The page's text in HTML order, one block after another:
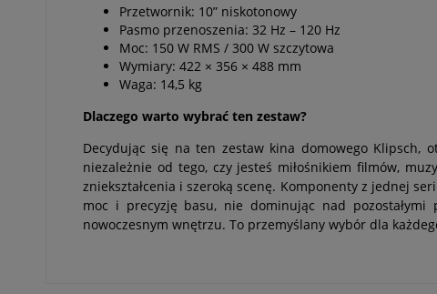
Przetwornik: 10” niskotonowy
Pasmo przenoszenia: 32 Hz – 120 Hz
Moc: 150 W RMS / 300 W szczytowa
Wymiary: 422 × 356 × 488 mm
Waga: 14,5 kg
Dlaczego warto wybrać ten zestaw?
Decydując się na ten zestaw kina domowego Klipsch,
niezależnie od tego, czy jesteś miłośnikiem filmów,
zniekształcenia i szeroką scenę. Komponenty z jednej
moc i precyzję basu, nie dominując nad
nowoczesnym wnętrzu. To przemyślany wybór dla